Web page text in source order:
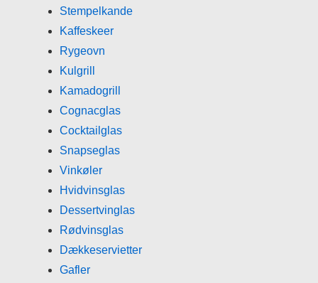
Stempelkande
Kaffeskeer
Rygeovn
Kulgrill
Kamadogrill
Cognacglas
Cocktailglas
Snapseglas
Vinkøler
Hvidvinsglas
Dessertvinglas
Rødvinsglas
Dækkeservietter
Gafler